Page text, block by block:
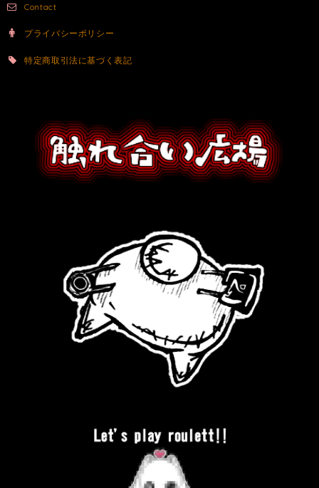
Contact
プライバシーポリシー
特定商取引法に基づく表記